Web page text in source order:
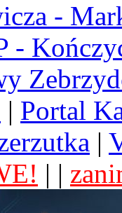
-
-
| Portal
|
| |